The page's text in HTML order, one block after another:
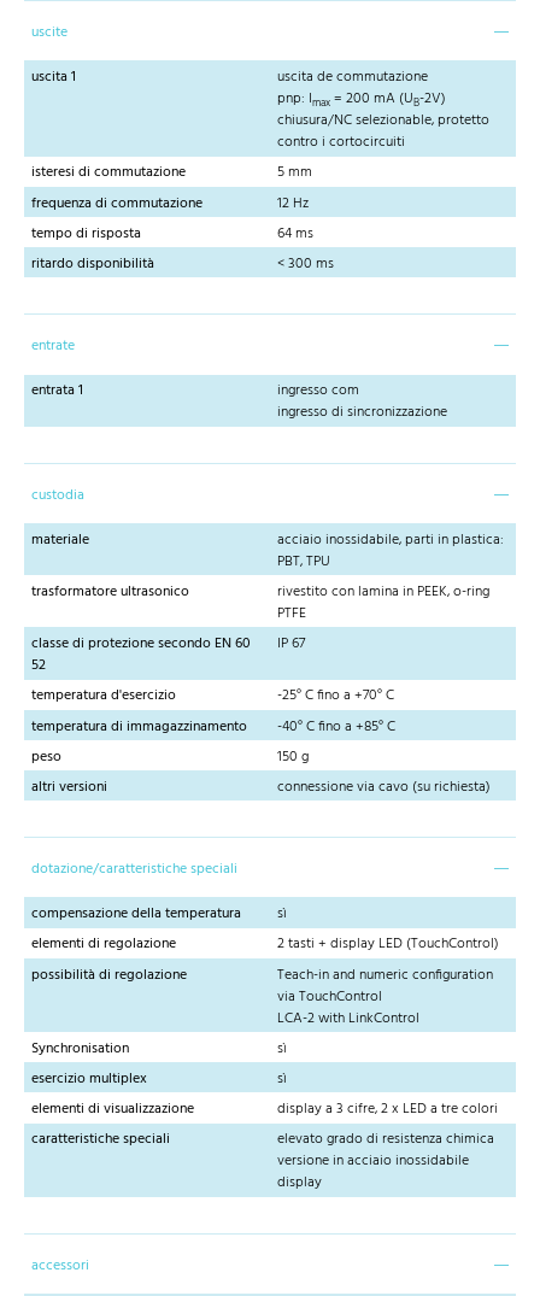
uscite
uscita 1
uscita de commutazione
pnp: Imax = 200 mA (UB-2V)
chiusura/NC selezionable, protetto
contro i cortocircuiti
isteresi di commutazione
5 mm
frequenza di commutazione
12 Hz
tempo di risposta
64 ms
ritardo disponibilità
< 300 ms
entrate
entrata 1
ingresso com
ingresso di sincronizzazione
custodia
materiale
acciaio inossidabile, parti in plastica:
PBT, TPU
trasformatore ultrasonico
rivestito con lamina in PEEK, o-ring
PTFE
classe di protezione secondo EN 60
52
IP 67
temperatura d'esercizio
-25° C fino a +70° C
temperatura di immagazzinamento
-40° C fino a +85° C
peso
150 g
altri versioni
connessione via cavo (su richiesta)
dotazione/caratteristiche speciali
compensazione della temperatura
sì
elementi di regolazione
2 tasti + display LED (TouchControl)
possibilità di regolazione
Teach-in and numeric configuration
via TouchControl
LCA-2 with LinkControl
Synchronisation
sì
esercizio multiplex
sì
elementi di visualizzazione
display a 3 cifre, 2 x LED a tre colori
caratteristiche speciali
elevato grado di resistenza chimica
versione in acciaio inossidabile
display
accessori